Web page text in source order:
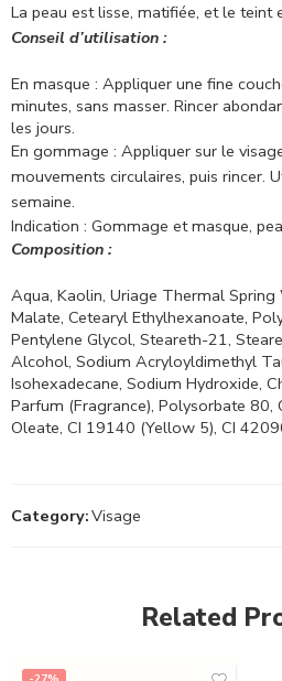
La peau est lisse, matifiée, et le teint
Conseil d’utilisation :
En masque : Appliquer une fine
minutes, sans masser. Rincer
les jours.
En gommage : Appliquer sur le
mouvements circulaires, puis rincer.
semaine.
Indication : Gommage et masque,
Composition :
Aqua, Kaolin, Uriage Thermal
Malate, Cetearyl Ethylhexanoate,
Pentylene Glycol, Steareth-21,
Alcohol, Sodium Acryloyldimethyl
Isohexadecane, Sodium Hydroxide,
Parfum (Fragrance), Polysorbate
Oleate, CI 19140 (Yellow 5), CI
Category:Visage
Related